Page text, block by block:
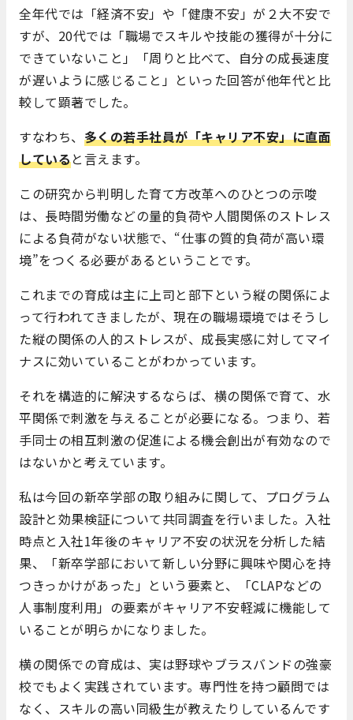
全年代では「経済不安」や「健康不安」が２大不安で
すが、20代では「職場でスキルや技能の獲得が十分に
できていないこと」「周りと比べて、自分の成長速度
が遅いように感じること」といった回答が他年代と比
較して顕著でした。
すなわち、 多くの若手社員が「キャリア不安」に直面
していると言えます。
この研究から判明した育て方改革へのひとつの示唆
は、長時間労働などの量的負荷や人間関係のストレス
による負荷がない状態で、“仕事の質的負荷が高い環
境”をつくる必要があるということです。
これまでの育成は主に上司と部下という縦の関係によ
って行われてきましたが、現在の職場環境ではそうし
た縦の関係の人的ストレスが、成長実感に対してマイ
ナスに効いていることがわかっています。
それを構造的に解決するならば、横の関係で育て、水
平関係で刺激を与えることが必要になる。つまり、若
手同士の相互刺激の促進による機会創出が有効なので
はないかと考えています。
私は今回の新卒学部の取り組みに関して、プログラム
設計と効果検証について共同調査を行いました。入社
時点と入社1年後のキャリア不安の状況を分析した結
果、「新卒学部において新しい分野に興味や関心を持
つきっかけがあった」という要素と、「CLAPなどの
人事制度利用」の要素がキャリア不安軽減に機能して
いることが明らかになりました。
横の関係での育成は、実は野球やブラスバンドの強豪
校でもよく実践されています。専門性を持つ顧問では
なく、スキルの高い同級生が教えたりしているんです